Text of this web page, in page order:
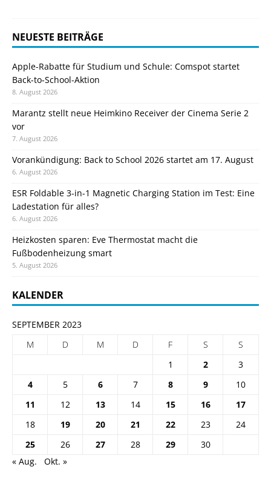
NEUESTE BEITRÄGE
Apple-Rabatte für Studium und Schule: Comspot startet
Back-to-School-Aktion
8. August 2026
Marantz stellt neue Heimkino Receiver der Cinema Serie 2
vor
7. August 2026
Vorankündigung: Back to School 2026 startet am 17. August
6. August 2026
ESR Foldable 3-in-1 Magnetic Charging Station im Test: Eine
Ladestation für alles?
6. August 2026
Heizkosten sparen: Eve Thermostat macht die
Fußbodenheizung smart
5. August 2026
KALENDER
SEPTEMBER 2023
M
D M D F S
S
1
2
3
4
5 6 7 8 9
10
11
12 13 14 15 16
17
18
19 20 21 22 23
24
25
26 27 28 29
30
« Aug.
Okt. »